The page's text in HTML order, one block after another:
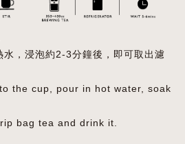
水，浸泡約2-3分鐘後，即可取出濾
the cup, pour in hot water, soak
bag tea and drink it.